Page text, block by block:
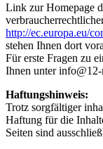
Link zur Homepage
http://ec.europa.eu/
stehen Ihnen dort
Für erste Fragen zu
Ihnen unter
Haftungshinweis:
Trotz sorgfältiger
Haftung für die
Seiten sind